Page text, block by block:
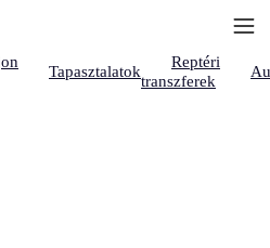
Tapasztalatok
Reptéri
transzferek